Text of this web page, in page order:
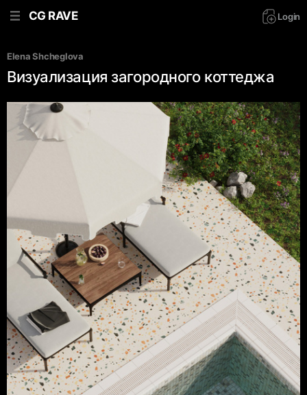
CG RAVE Login
Elena Shcheglova
Визуализация загородного коттеджа